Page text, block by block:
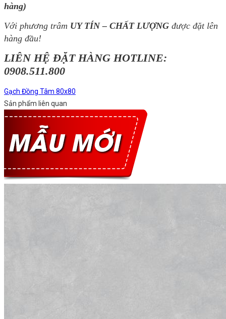
hàng)
Với phương trâm UY TÍN – CHẤT LƯỢNG được đặt lên
hàng đầu!
LIÊN HỆ ĐẶT HÀNG HOTLINE:
0908.511.800
Gạch Đồng Tâm 80x80
Sản phẩm liên quan